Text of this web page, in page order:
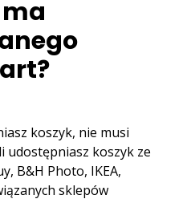
koszyk, nie musi
udostępniasz koszyk ze
B&H Photo, IKEA,
sklepów